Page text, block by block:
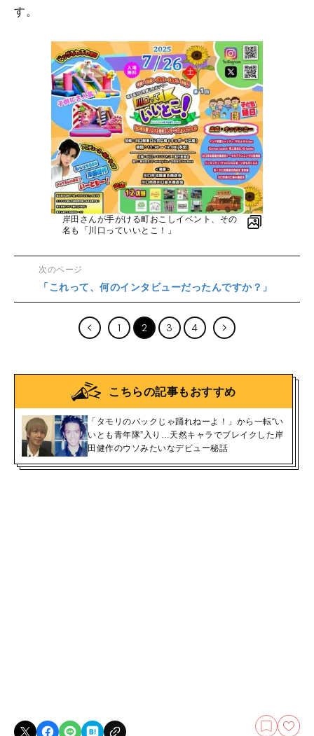
す。
岸田さんが手がける町おこしイベント、その
名も「川口っていいとこ！」
次のページ
「これって、何のインタビューだったんですか？」
1 2 3 4
こちらの記事もおすすめ
「タモリのバックじゃ踊れねーよ！」から一転“い
いとも青年隊”入り…天然キャラでブレイクした岸
田健作のウソみたいなデビュー秘話